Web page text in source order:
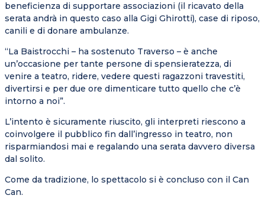
beneficienza di supportare associazioni (il ricavato della
serata andrà in questo caso alla Gigi Ghirotti), case di riposo,
canili e di donare ambulanze.
“La Baistrocchi – ha sostenuto Traverso – è anche
un’occasione per tante persone di spensieratezza, di
venire a teatro, ridere, vedere questi ragazzoni travestiti,
divertirsi e per due ore dimenticare tutto quello che c’è
intorno a noi”.
L’intento è sicuramente riuscito, gli interpreti riescono a
coinvolgere il pubblico fin dall’ingresso in teatro, non
risparmiandosi mai e regalando una serata davvero diversa
dal solito.
Come da tradizione, lo spettacolo si è concluso con il Can
Can.